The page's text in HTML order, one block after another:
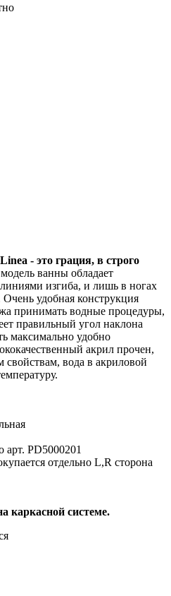
- это грация, в строго
ванны обладает
изгиба, и лишь в ногах
Очень удобная конструкция
принимать водные процедуры,
правильный угол наклона
максимально удобно
акрил прочен,
свойствам, вода в акриловой
арт. PD5000201
отдельно L,R сторона
каркасной системе.